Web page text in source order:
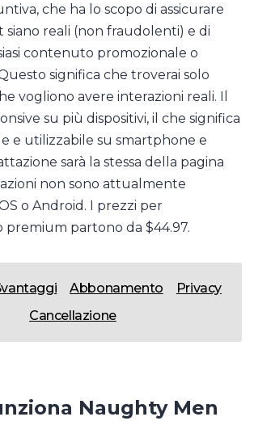
che ha lo scopo di assicurare
siano reali (non fraudolenti) e di
contenuto promozionale o
significa che troverai solo
vogliono avere interazioni reali. Il
su più dispositivi, il che significa
e utilizzabile su smartphone e
sarà la stessa della pagina
non sono attualmente
o Android. I prezzi per
premium partono da $44.97.
Abbonamento
Privacy
Cancellazione
Naughty Men